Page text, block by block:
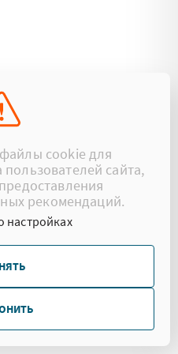
cookie для
сайта,
рекомендаций.
настройках